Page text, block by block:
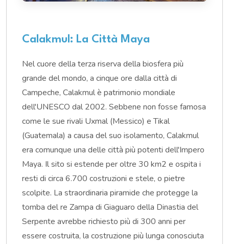
Calakmul: La Città Maya
Nel cuore della terza riserva della biosfera più
grande del mondo, a cinque ore dalla città di
Campeche, Calakmul è patrimonio mondiale
dell'UNESCO dal 2002. Sebbene non fosse famosa
come le sue rivali Uxmal (Messico) e Tikal
(Guatemala) a causa del suo isolamento, Calakmul
era comunque una delle città più potenti dell'Impero
Maya. Il sito si estende per oltre 30 km2 e ospita i
resti di circa 6.700 costruzioni e stele, o pietre
scolpite. La straordinaria piramide che protegge la
tomba del re Zampa di Giaguaro della Dinastia del
Serpente avrebbe richiesto più di 300 anni per
essere costruita, la costruzione più lunga conosciuta